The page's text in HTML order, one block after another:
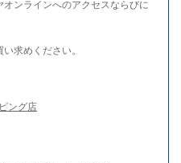
ンラインへのアクセスならびに
求めください。
ング店